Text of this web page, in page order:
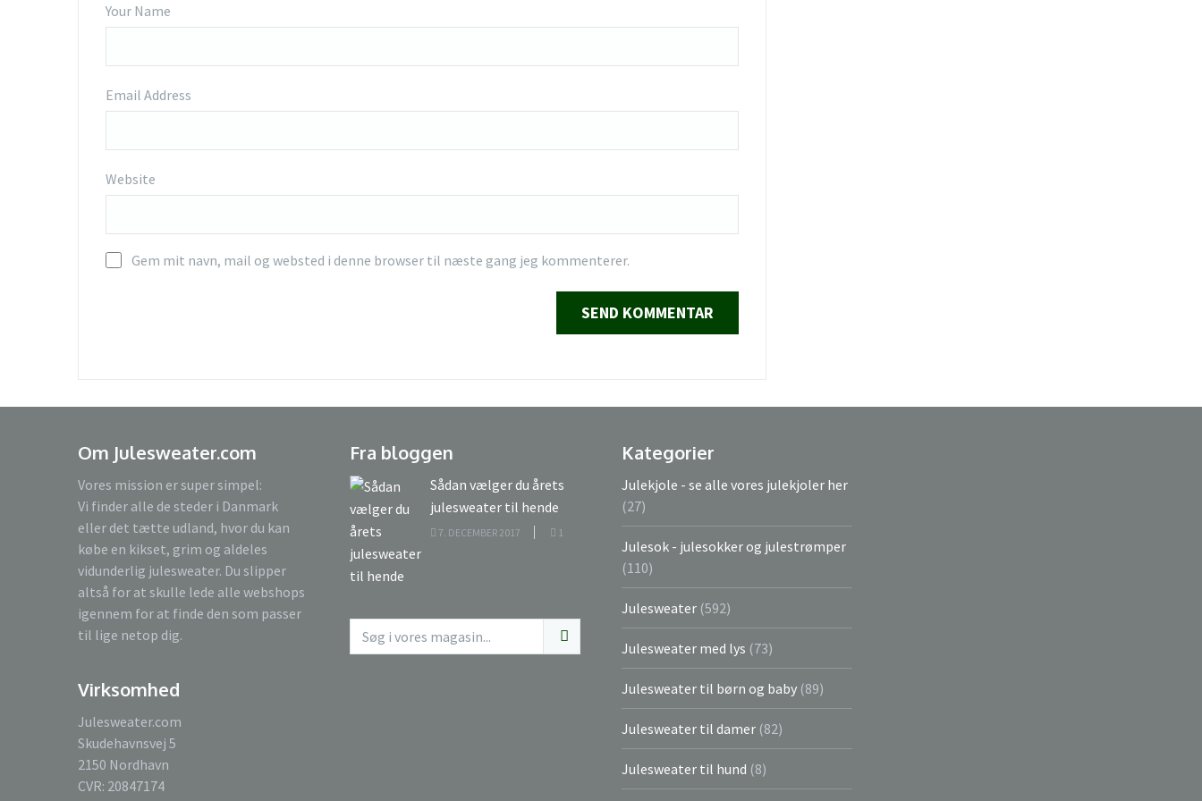
Your Name
Email Address
Website
Gem mit navn, mail og websted i denne browser til næste gang jeg kommenterer.
Om Julesweater.com
Vores mission er super simpel:
Vi finder alle de steder i Danmark
eller det tætte udland, hvor du kan
købe en kikset, grim og aldeles
vidunderlig julesweater. Du slipper
altså for at skulle lede alle webshops
igennem for at finde den som passer
til lige netop dig.
Virksomhed
Julesweater.com
Skudehavnsvej 5
2150 Nordhavn
CVR: 20847174
Fra bloggen
Sådan vælger du årets
julesweater til hende
7. DECEMBER 2017 1
Kategorier
Julekjole - se alle vores julekjoler her
(27)
Julesok - julesokker og julestrømper
(110)
Julesweater (592)
Julesweater med lys (73)
Julesweater til børn og baby (89)
Julesweater til damer (82)
Julesweater til hund (8)